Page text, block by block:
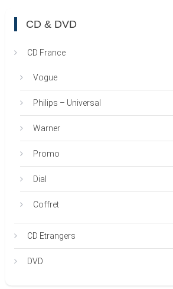
CD & DVD
CD France
Vogue
Philips – Universal
Warner
Promo
Dial
Coffret
CD Etrangers
DVD